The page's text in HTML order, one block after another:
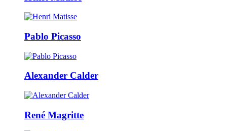
Pablo Picasso
Alexander Calder
René Magritte